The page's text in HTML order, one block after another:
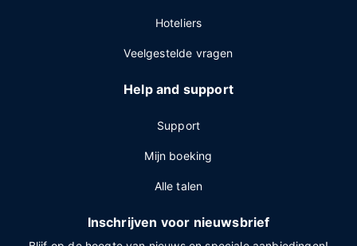
Hoteliers
Veelgestelde vragen
Help and support
Support
Mijn boeking
Alle talen
Inschrijven voor nieuwsbrief